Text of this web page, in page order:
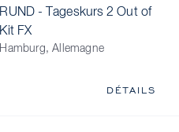
RUND - Tageskurs 2 Out of
Kit FX
Hamburg, Allemagne
DÉTAILS